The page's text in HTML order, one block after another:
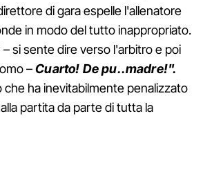
di gara espelle l'allenatore
in modo del tutto inappropriato.
– si sente dire verso l'arbitro e poi
–Cuarto! De pu..madre!".
ha inevitabilmente penalizzato
partita da parte di tutta la